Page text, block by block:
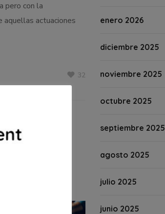
pero con la
aquellas actuaciones
32
Y
enero 2026
diciembre 2025
noviembre 2025
octubre 2025
septiembre 2025
agosto 2025
julio 2025
junio 2025